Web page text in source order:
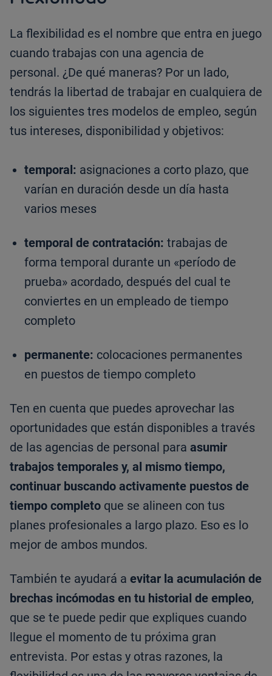
La flexibilidad es el nombre que entra en juego
cuando trabajas con una agencia de
personal. ¿De qué maneras? Por un lado,
tendrás la libertad de trabajar en cualquiera de
los siguientes tres modelos de empleo, según
tus intereses, disponibilidad y objetivos:
temporal: asignaciones a corto plazo, que
varían en duración desde un día hasta
varios meses
temporal de contratación: trabajas de
forma temporal durante un «período de
prueba» acordado, después del cual te
conviertes en un empleado de tiempo
completo
permanente: colocaciones permanentes
en puestos de tiempo completo
Ten en cuenta que puedes aprovechar las
oportunidades que están disponibles a través
de las agencias de personal para asumir
trabajos temporales y, al mismo tiempo,
continuar buscando activamente puestos de
tiempo completo que se alineen con tus
planes profesionales a largo plazo. Eso es lo
mejor de ambos mundos.
También te ayudará a evitar la acumulación de
brechas incómodas en tu historial de empleo,
que se te puede pedir que expliques cuando
llegue el momento de tu próxima gran
entrevista. Por estas y otras razones, la